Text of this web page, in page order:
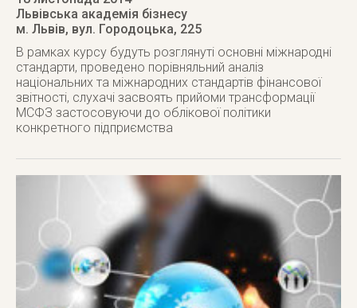
Львівська академія бізнесу
м. Львів, вул. Городоцька, 225
В рамках курсу будуть розглянуті основні міжнародні
стандарти, проведено порівняльний аналіз
національних та міжнародних стандартів фінансової
звітності, слухачі засвоять прийоми трансформації
МСФЗ застосовуючи до облікової політики
конкретного підприємства